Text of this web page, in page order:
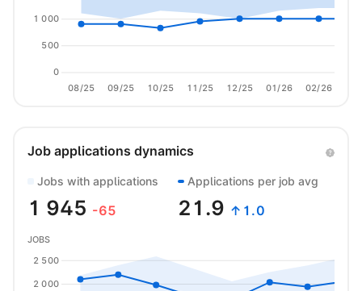
08/25 09/25 10/25 11/25 12/25 01/26 02/26
0
500
1 000
Job applications dynamics
Jobs with applications
1 945 -65
Applications per job avg
21.9 ↑1.0
2 000
2 500
JOBS